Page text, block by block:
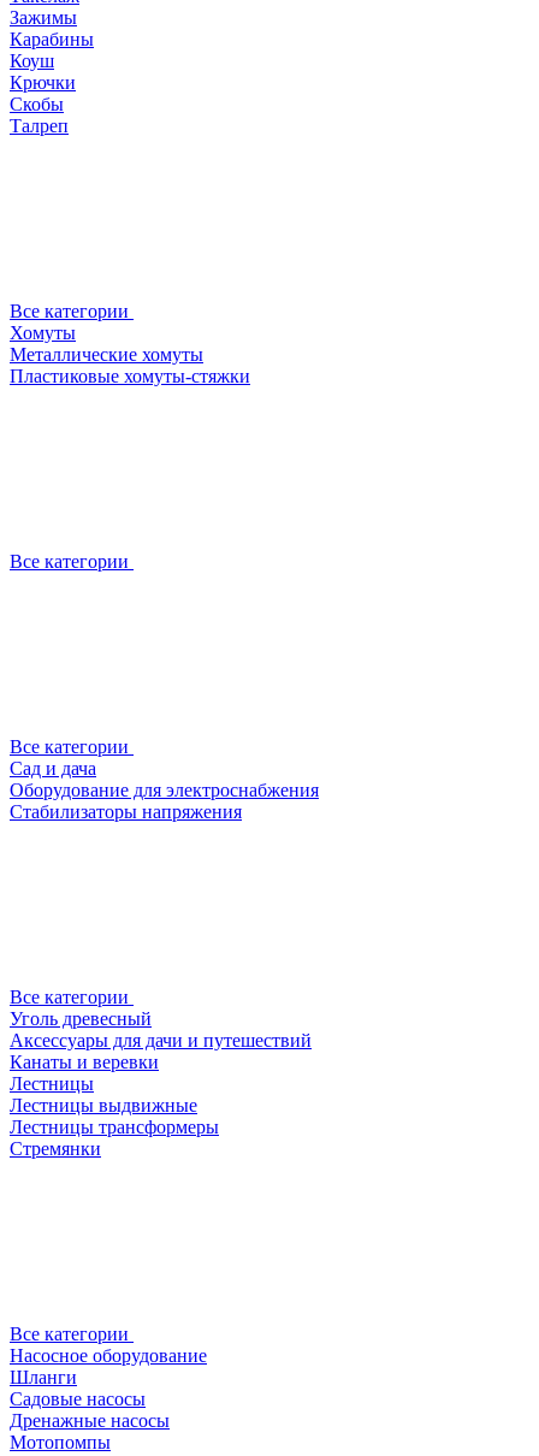
Зажимы
Карабины
Коуш
Крючки
Скобы
Талреп
Все категории
Хомуты
Металлические хомуты
Пластиковые хомуты-стяжки
Все категории
Все категории
Сад и дача
Оборудование для электроснабжения
Стабилизаторы напряжения
Все категории
Уголь древесный
Аксессуары для дачи и путешествий
Канаты и веревки
Лестницы
Лестницы выдвижные
Лестницы трансформеры
Стремянки
Все категории
Насосное оборудование
Шланги
Садовые насосы
Дренажные насосы
Мотопомпы